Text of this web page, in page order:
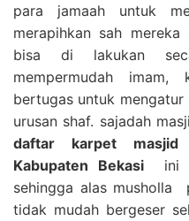
para jamaah untuk
merapihkan sah mereka
bisa di lakukan
mempermudah
bertugas untuk mengatur
urusan shaf. sajadah
daftar karpet masjid
Kabupaten Bekasi
ini
sehingga alas
tidak mudah bergeser